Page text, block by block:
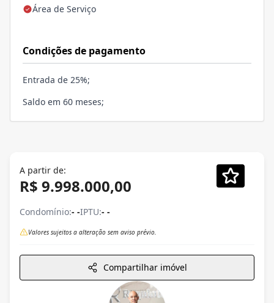
Área de Serviço
Condições de pagamento
Entrada de 25%;
Saldo em 60 meses;
A partir de:
R$ 9.998.000,00
Condomínio:- -IPTU:- -
Valores sujeitos a alteração sem aviso prévio.
Compartilhar imóvel